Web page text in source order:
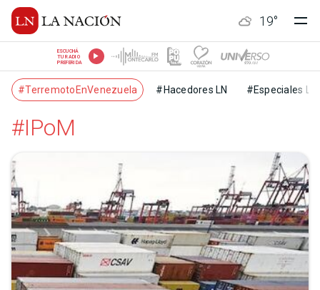
19°
ESCUCHÁ
TU RADIO
PREFERIDA
#TerremotoEnVenezuela #Hacedores LN #Especiales LN
#IPoM